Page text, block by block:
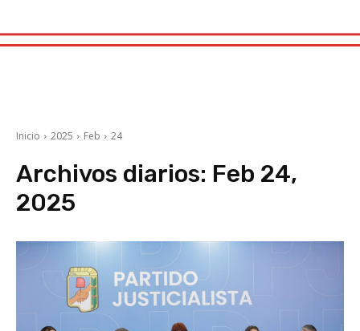
Inicio 2025 Feb 24
Archivos diarios: Feb 24,
2025